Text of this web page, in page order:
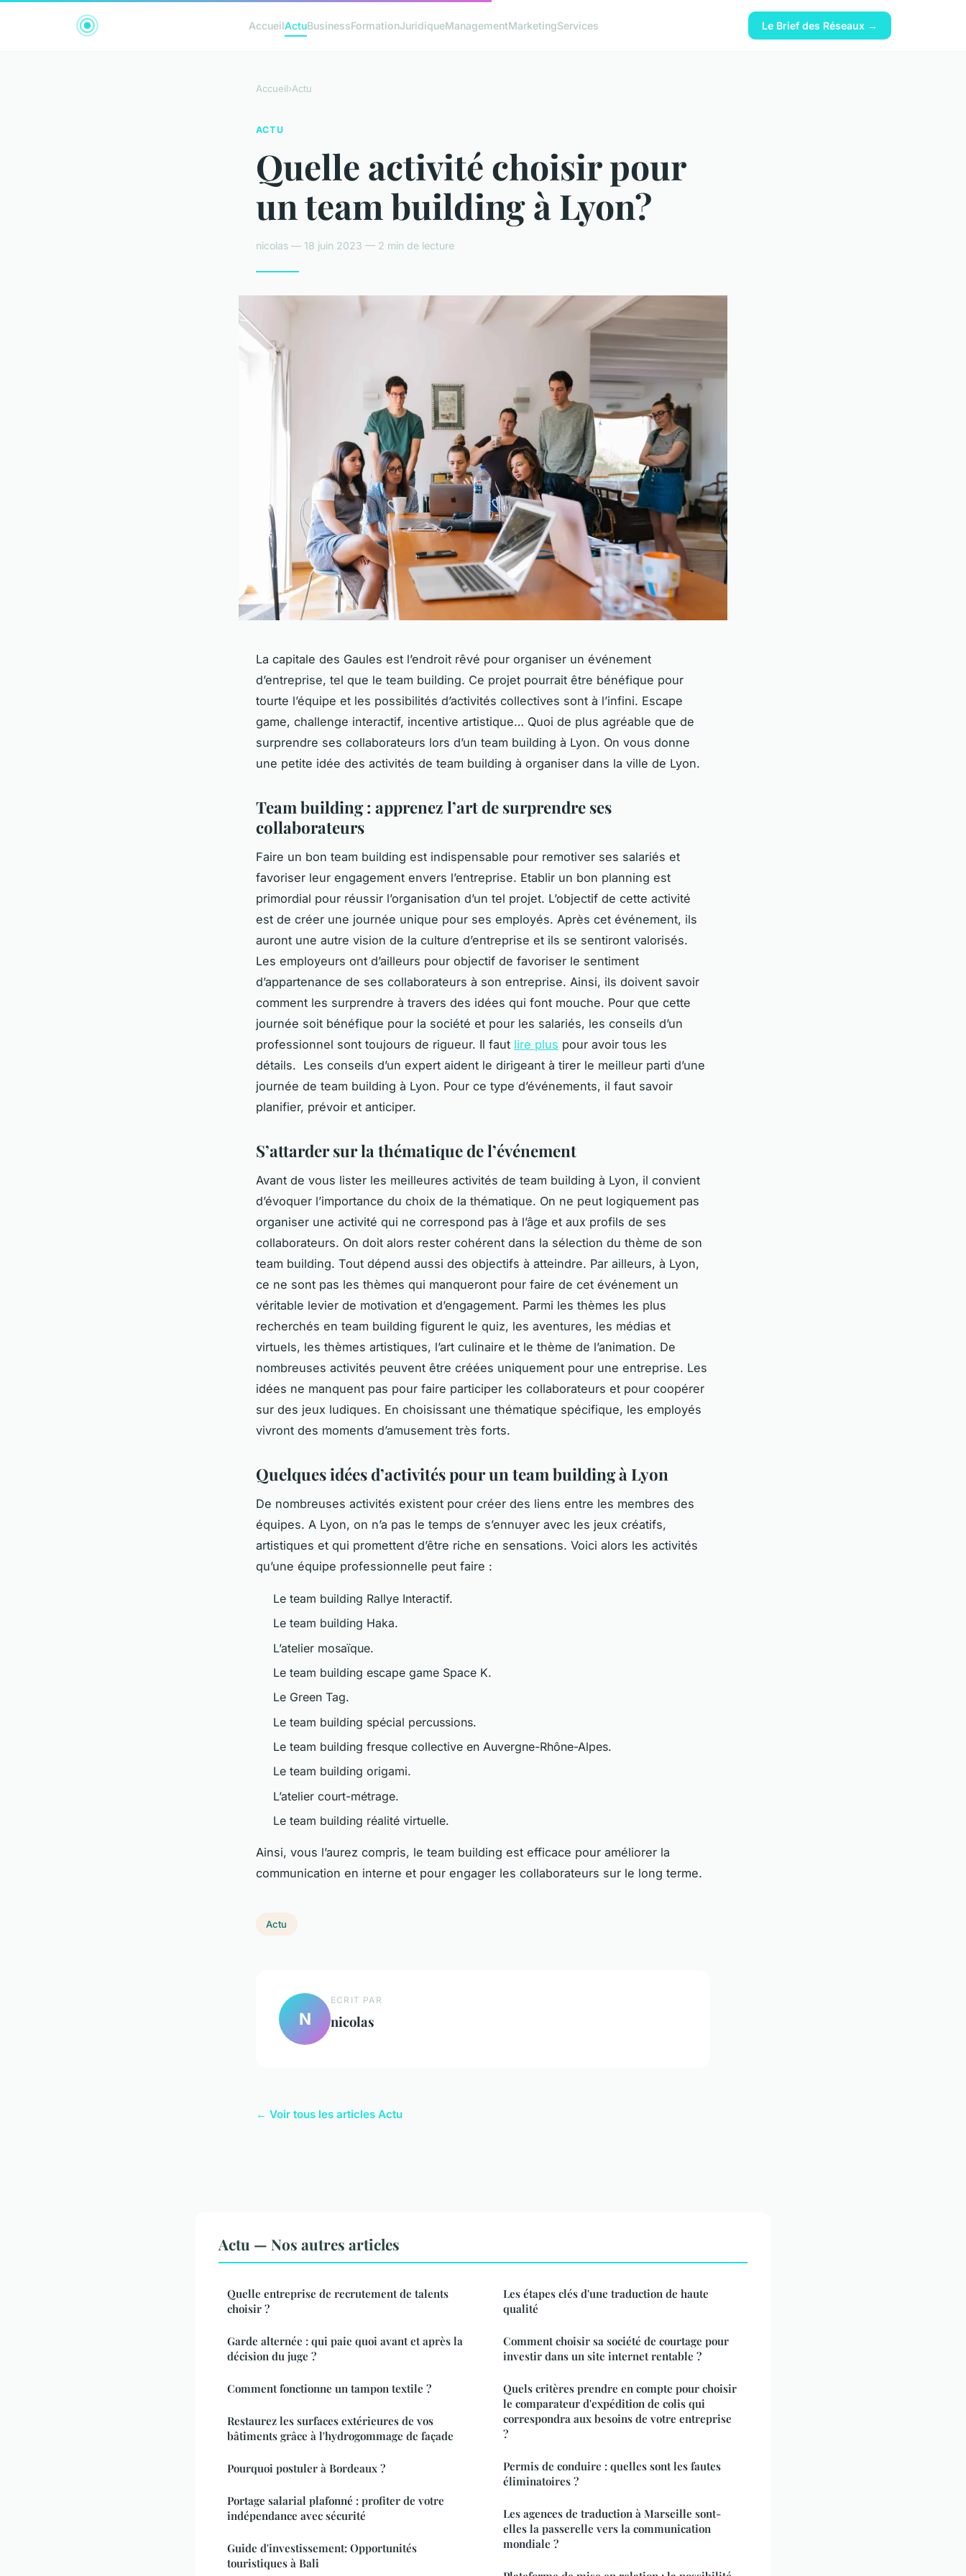
AccueilActuBusinessFormationJuridiqueManagementMarketingServices Le Brief des Réseaux →
Accueil›Actu
ACTU
Quelle activité choisir pour
un team building à Lyon?
nicolas — 18 juin 2023 — 2 min de lecture
La capitale des Gaules est l’endroit rêvé pour organiser un événement
d’entreprise, tel que le team building. Ce projet pourrait être bénéfique pour
tourte l’équipe et les possibilités d’activités collectives sont à l’infini. Escape
game, challenge interactif, incentive artistique… Quoi de plus agréable que de
surprendre ses collaborateurs lors d’un team building à Lyon. On vous donne
une petite idée des activités de team building à organiser dans la ville de Lyon.
Team building : apprenez l’art de surprendre ses
collaborateurs
Faire un bon team building est indispensable pour remotiver ses salariés et
favoriser leur engagement envers l’entreprise. Etablir un bon planning est
primordial pour réussir l’organisation d’un tel projet. L’objectif de cette activité
est de créer une journée unique pour ses employés. Après cet événement, ils
auront une autre vision de la culture d’entreprise et ils se sentiront valorisés.
Les employeurs ont d’ailleurs pour objectif de favoriser le sentiment
d’appartenance de ses collaborateurs à son entreprise. Ainsi, ils doivent savoir
comment les surprendre à travers des idées qui font mouche. Pour que cette
journée soit bénéfique pour la société et pour les salariés, les conseils d’un
professionnel sont toujours de rigueur. Il faut lire plus pour avoir tous les
détails. Les conseils d’un expert aident le dirigeant à tirer le meilleur parti d’une
journée de team building à Lyon. Pour ce type d’événements, il faut savoir
planifier, prévoir et anticiper.
S’attarder sur la thématique de l’événement
Avant de vous lister les meilleures activités de team building à Lyon, il convient
d’évoquer l’importance du choix de la thématique. On ne peut logiquement pas
organiser une activité qui ne correspond pas à l’âge et aux profils de ses
collaborateurs. On doit alors rester cohérent dans la sélection du thème de son
team building. Tout dépend aussi des objectifs à atteindre. Par ailleurs, à Lyon,
ce ne sont pas les thèmes qui manqueront pour faire de cet événement un
véritable levier de motivation et d’engagement. Parmi les thèmes les plus
recherchés en team building figurent le quiz, les aventures, les médias et
virtuels, les thèmes artistiques, l’art culinaire et le thème de l’animation. De
nombreuses activités peuvent être créées uniquement pour une entreprise. Les
idées ne manquent pas pour faire participer les collaborateurs et pour coopérer
sur des jeux ludiques. En choisissant une thématique spécifique, les employés
vivront des moments d’amusement très forts.
Quelques idées d’activités pour un team building à Lyon
De nombreuses activités existent pour créer des liens entre les membres des
équipes. A Lyon, on n’a pas le temps de s’ennuyer avec les jeux créatifs,
artistiques et qui promettent d’être riche en sensations. Voici alors les activités
qu’une équipe professionnelle peut faire :
Le team building Rallye Interactif.
Le team building Haka.
L’atelier mosaïque.
Le team building escape game Space K.
Le Green Tag.
Le team building spécial percussions.
Le team building fresque collective en Auvergne-Rhône-Alpes.
Le team building origami.
L’atelier court-métrage.
Le team building réalité virtuelle.
Ainsi, vous l’aurez compris, le team building est efficace pour améliorer la
communication en interne et pour engager les collaborateurs sur le long terme.
Actu
N
ECRIT PAR
nicolas
← Voir tous les articles Actu
Actu — Nos autres articles
Quelle entreprise de recrutement de talents
choisir ?
Garde alternée : qui paie quoi avant et après la
décision du juge ?
Comment fonctionne un tampon textile ?
Restaurez les surfaces extérieures de vos
bâtiments grâce à l'hydrogommage de façade
Pourquoi postuler à Bordeaux ?
Portage salarial plafonné : profiter de votre
indépendance avec sécurité
Guide d'investissement: Opportunités
touristiques à Bali
Les étapes clés d'une traduction de haute
qualité
Comment choisir sa société de courtage pour
investir dans un site internet rentable ?
Quels critères prendre en compte pour choisir
le comparateur d'expédition de colis qui
correspondra aux besoins de votre entreprise
?
Permis de conduire : quelles sont les fautes
éliminatoires ?
Les agences de traduction à Marseille sont-
elles la passerelle vers la communication
mondiale ?